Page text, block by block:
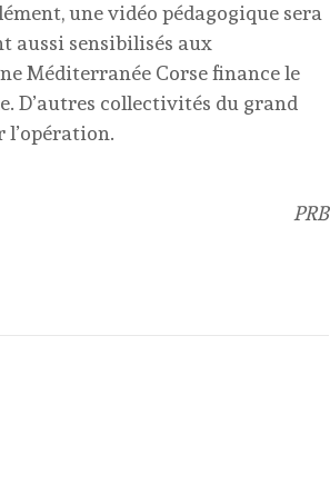
une vidéo pédagogique sera
aussi sensibilisés aux
Méditerranée Corse finance le
D’autres collectivités du grand
l’opération.
PRB